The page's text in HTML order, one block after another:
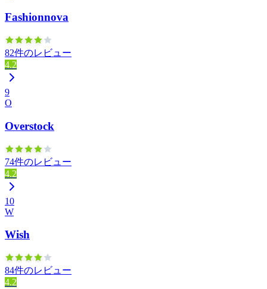
Fashionnova
82件のレビュー
4.2
9
O
Overstock
74件のレビュー
4.2
10
W
Wish
84件のレビュー
4.2